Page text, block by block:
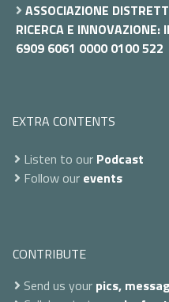
ASSOCIAZIONE
RICERCA E
6909 6061 0000 0100 522
EXTRA CONTENTS
Listen to our Podcast
Follow our events
CONTRIBUTE
Send us your pics,